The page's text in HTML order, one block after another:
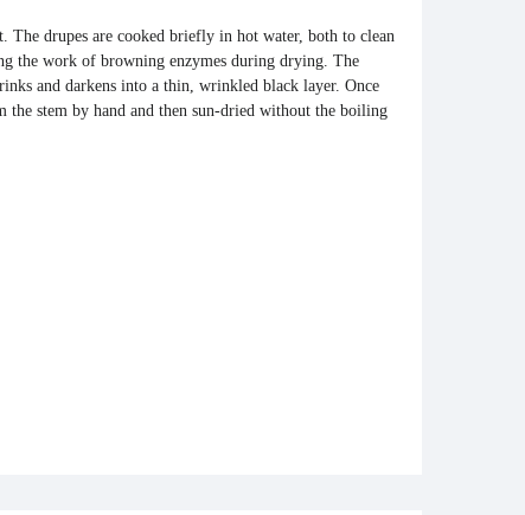
The drupes are cooked briefly in hot water, both to clean
the work of browning enzymes during drying. The
and darkens into a thin, wrinkled black layer. Once
the stem by hand and then sun-dried without the boiling